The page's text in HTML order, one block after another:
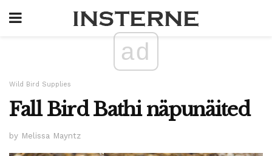
ad
Wild Bird Supplies
Fall Bird Bathi näpunäited
by Melissa Mayntz